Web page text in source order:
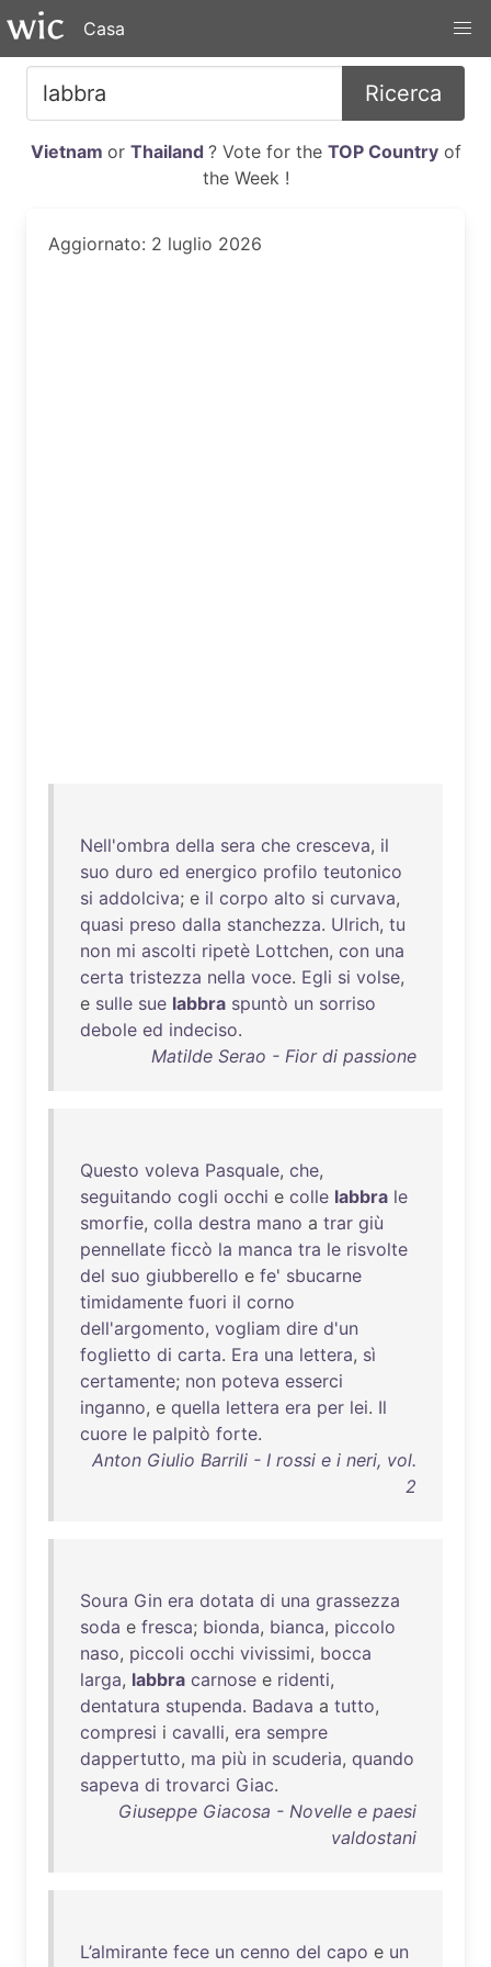
Casa
Ricerca
Vietnam or Thailand ? Vote for the TOP Countryof
the Week !
Aggiornato: 2 luglio 2026
Nell'ombra della sera che cresceva, il
suo duro ed energico profilo teutonico
si addolciva; e il corpo alto si curvava,
quasi preso dalla stanchezza. Ulrich, tu
non mi ascolti ripetè Lottchen, con una
certa tristezza nella voce. Egli si volse,
e sulle sue labbra spuntò un sorriso
debole ed indeciso.
Matilde Serao - Fior di passione
Questo voleva Pasquale, che,
seguitando cogli occhi e colle labbra le
smorfie, colla destra mano a trar giù
pennellate ficcò la manca tra le risvolte
del suo giubberello e fe' sbucarne
timidamente fuori il corno
dell'argomento, vogliam dire d'un
foglietto di carta. Era una lettera, sì
certamente; non poteva esserci
inganno, e quella lettera era per lei. Il
cuore le palpitò forte.
Anton Giulio Barrili - I rossi e i neri, vol.
2
Soura Gin era dotata di una grassezza
soda e fresca; bionda, bianca, piccolo
naso, piccoli occhi vivissimi, bocca
larga, labbra carnose e ridenti,
dentatura stupenda. Badava a tutto,
compresi i cavalli, era sempre
dappertutto, ma più in scuderia, quando
sapeva di trovarci Giac.
Giuseppe Giacosa - Novelle e paesi
valdostani
L’almirante fece un cenno del capo e un